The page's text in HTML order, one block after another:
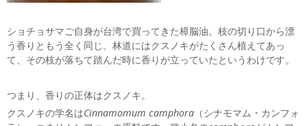
ショチョサマご自身が台湾で買ってきた樟脳油。枝の切り口から漂
う香りともう全く同じ。林道にはクスノキがたくさん植えてあっ
て、その枝が落ちて踏んだ時に香りが立っていたというわけです。
つまり、香りの正体はクスノキ。
クスノキの学名はCinnamomum camphora （シナモマム・カンフォ